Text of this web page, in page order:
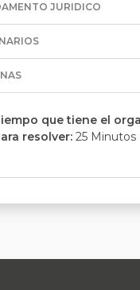
JURIDICO
que tiene el
resolver: 25 Minutos